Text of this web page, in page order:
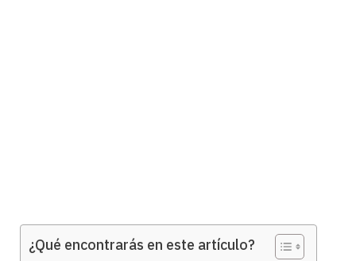
¿Qué encontrarás en este artículo?